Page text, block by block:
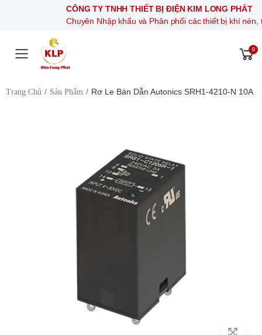
CÔNG TY TNHH THIẾT BỊ ĐIỆN KIM LONG PHÁT
Chuyên Nhập khẩu và Phân phối các thiết bị khí nén, thiết bị
Toggle mobile menu
0
Trang Chủ Sản Phẩm Rơ Le Bán Dẫn Autonics SRH1-4210-N 10A